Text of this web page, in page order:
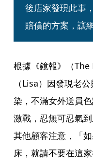
後店家發現此事
賠償的方案，讓
根據《鏡報》（
（Lisa）因發現老
染，不滿女外送員
激戰，忍無可忍氣
其他顧客注意，「
床，就請不要在這家